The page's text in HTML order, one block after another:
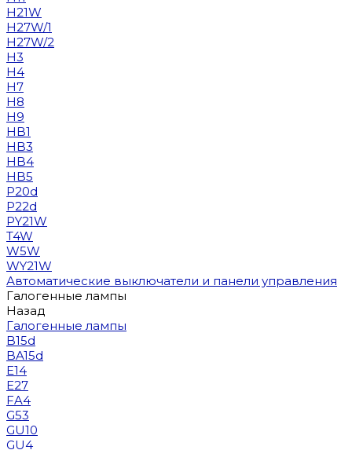
H21W
H27W/1
H27W/2
H3
H4
H7
H8
H9
HB1
HB3
HB4
HB5
P20d
P22d
PY21W
T4W
W5W
WY21W
Автоматические выключатели и панели управления
Галогенные лампы
Назад
Галогенные лампы
B15d
BA15d
E14
E27
FA4
G53
GU10
GU4